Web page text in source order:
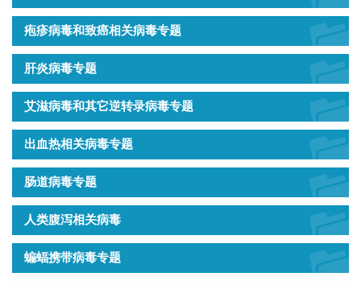
疱疹病毒和致癌相关病毒专题
肝炎病毒专题
艾滋病毒和其它逆转录病毒专题
出血热相关病毒专题
肠道病毒专题
人类腹泻相关病毒
蝙蝠携带病毒专题